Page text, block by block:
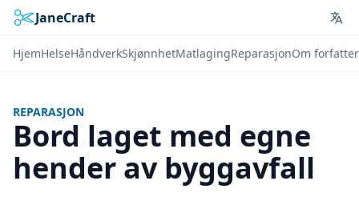
JaneCraft
HjemHelseHåndverkSkjønnhetMatlagingReparasjonOm
REPARASJON
Bord laget med egne
hender av byggavfall